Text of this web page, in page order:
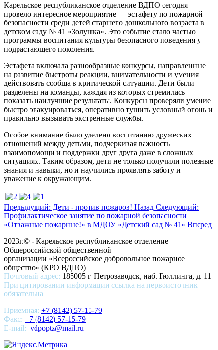
Карельское республиканское отделение ВДПО сегодня
провело интересное мероприятие — эстафету по пожарной
безопасности среди детей старшего дошкольного возраста в
детском саду № 41 «Золушка». Это событие стало частью
программы воспитания культуры безопасного поведения у
подрастающего поколения.
Эстафета включала разнообразные конкурсы, направленные
на развитие быстроты реакции, внимательности и умения
действовать сообща в критической ситуации. Дети были
разделены на команды, каждая из которых стремилась
показать наилучшие результаты. Конкурсы проверяли умение
быстро эвакуироваться, оперативно тушить условный огонь и
правильно вызывать экстренные службы.
Особое внимание было уделено воспитанию дружеских
отношений между детьми, подчеркивая важность
взаимопомощи и поддержки друг друга даже в сложных
ситуациях. Таким образом, дети не только получили полезные
знания и навыки, но и научились проявлять заботу и
уважение к окружающим.
Предыдущий: Дети - против пожаров! Назад Следующий:
Профилактическое занятие по пожарной безопасности
«Отважные пожарные!» в МДОУ «Детский сад № 41» Вперед
2023г.© - Карельское республиканское отделение
Общероссийской общественной
организации «Всероссийское добровольное пожарное
общество» (КРО ВДПО)
Почтовый адрес: 185005 г. Петрозаводск, наб. Гюллинга, д. 11
При цитировании информации ссылка на первоисточник
обязательна
Приемная: +7 (8142) 57-15-79
Факс: +7 (8142) 57-15-79
E-mail: vdpoptz@mail.ru